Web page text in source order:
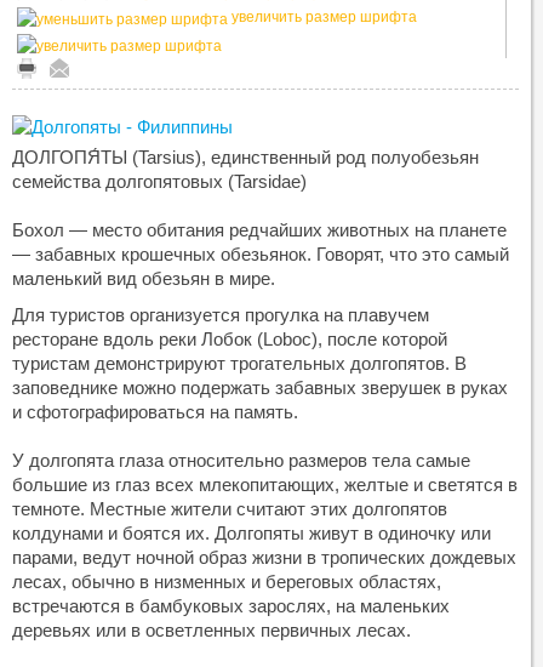
увеличить размер шрифта
ДОЛГОПЯ́ТЫ (Tarsius), единственный род полуобезьян
семейства долгопятовых (Tarsidae)
Бохол — место обитания редчайших животных на планете
— забавных крошечных обезьянок. Говорят, что это самый
маленький вид обезьян в мире.
Для туристов организуется прогулка на плавучем
ресторане вдоль реки Лобок (Loboc), после которой
туристам демонстрируют трогательных долгопятов. В
заповеднике можно подержать забавных зверушек в руках
и сфотографироваться на память.
У долгопята глаза относительно размеров тела самые
большие из глаз всех млекопитающих, желтые и светятся в
темноте. Местные жители считают этих долгопятов
колдунами и боятся их. Долгопяты живут в одиночку или
парами, ведут ночной образ жизни в тропических дождевых
лесах, обычно в низменных и береговых областях,
встречаются в бамбуковых зарослях, на маленьких
деревьях или в осветленных первичных лесах.